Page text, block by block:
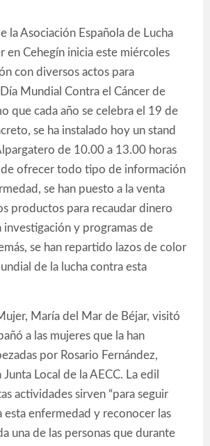
la Asociación Española de Lucha
en Cehegín inicia este miércoles
con diversos actos para
Mundial Contra el Cáncer de
que cada año se celebra el 19 de
se ha instalado hoy un stand
de 10.00 a 13.00 horas
de ofrecer todo tipo de información
se han puesto a la venta
productos para recaudar dinero
investigación y programas de
se han repartido lazos de color
de la lucha contra esta
María del Mar de Béjar, visitó
a las mujeres que la han
por Rosario Fernández,
Local de la AECC. La edil
actividades sirven “para seguir
esta enfermedad y reconocer las
una de las personas que durante